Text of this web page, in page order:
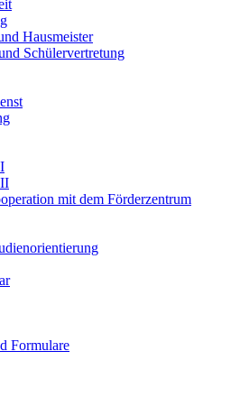
Hausmeister
Schülervertretung
mit dem Förderzentrum
Formulare